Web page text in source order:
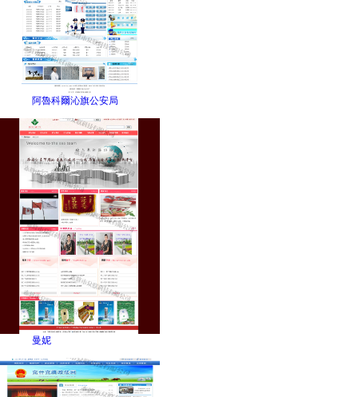
阿魯科爾沁旗公安局
曼妮